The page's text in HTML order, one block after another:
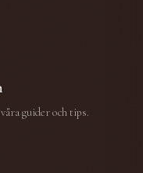
guider och tips.